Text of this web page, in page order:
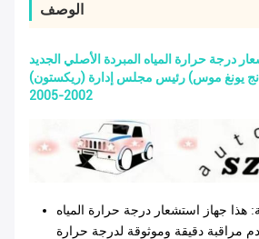
الوصف
درجة حرارة المياه المبردة الأصلي الجديد
لـ (سانج يونغ موس) رئيس مجلس إدارة (ريكستون)
2002-2005
: هذا جهاز استشعار درجة حرارة المياه
مراقبة دقيقة وموثوقة لدرجة حرارة